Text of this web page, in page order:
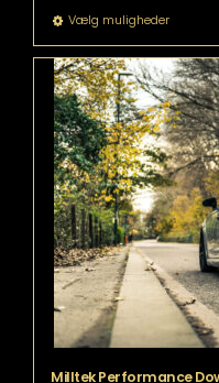
Vælg mulighederDette
vare
har
flere
kan
på
Milltek Performance